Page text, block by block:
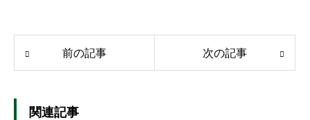
前の記事 次の記事
関連記事